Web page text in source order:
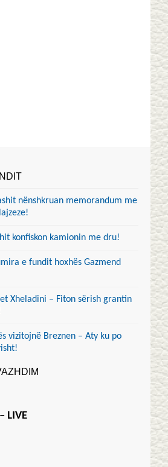
nënshkruan memorandum me
konfiskon kamionin me dru!
e fundit hoxhës Gazmend
Xheladini – Fiton sërish grantin
vizitojnë Breznen – Aty ku po
LIVE